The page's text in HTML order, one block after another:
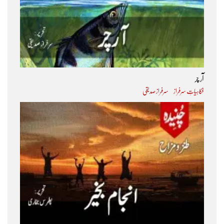
آر چر
فکاہیاتِ سرفراز سرفراز صدیقی